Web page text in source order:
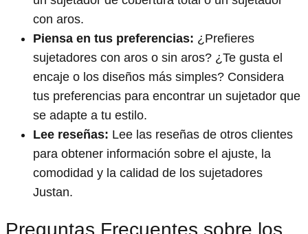
con aros.
Piensa en tus preferencias: ¿Prefieres
sujetadores con aros o sin aros? ¿Te gusta el
encaje o los diseños más simples? Considera
tus preferencias para encontrar un sujetador que
se adapte a tu estilo.
Lee reseñas: Lee las reseñas de otros clientes
para obtener información sobre el ajuste, la
comodidad y la calidad de los sujetadores
Justan.